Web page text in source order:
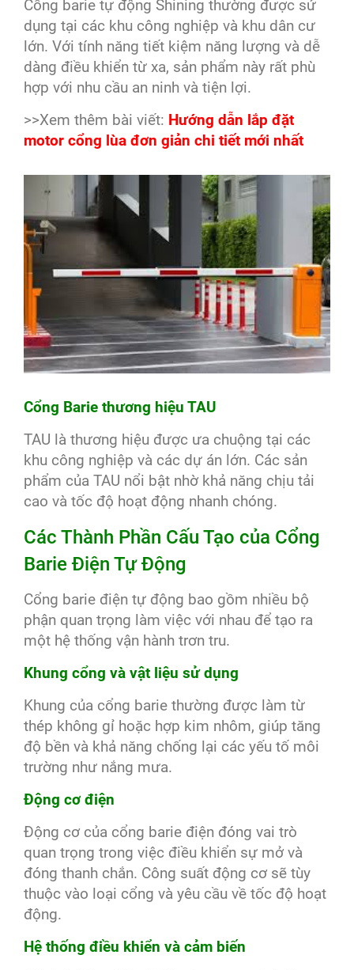
Cổng barie tự động Shining thường được sử
dụng tại các khu công nghiệp và khu dân cư
lớn. Với tính năng tiết kiệm năng lượng và dễ
dàng điều khiển từ xa, sản phẩm này rất phù
hợp với nhu cầu an ninh và tiện lợi.
>>Xem thêm bài viết: Hướng dẫn lắp đặt
motor cổng lùa đơn giản chi tiết mới nhất
Cổng Barie thương hiệu TAU
TAU là thương hiệu được ưa chuộng tại các
khu công nghiệp và các dự án lớn. Các sản
phẩm của TAU nổi bật nhờ khả năng chịu tải
cao và tốc độ hoạt động nhanh chóng.
Các Thành Phần Cấu Tạo của Cổng
Barie Điện Tự Động
Cổng barie điện tự động bao gồm nhiều bộ
phận quan trọng làm việc với nhau để tạo ra
một hệ thống vận hành trơn tru.
Khung cổng và vật liệu sử dụng
Khung của cổng barie thường được làm từ
thép không gỉ hoặc hợp kim nhôm, giúp tăng
độ bền và khả năng chống lại các yếu tố môi
trường như nắng mưa.
Động cơ điện
Động cơ của cổng barie điện đóng vai trò
quan trọng trong việc điều khiển sự mở và
đóng thanh chắn. Công suất động cơ sẽ tùy
thuộc vào loại cổng và yêu cầu về tốc độ hoạt
động.
Hệ thống điều khiển và cảm biến